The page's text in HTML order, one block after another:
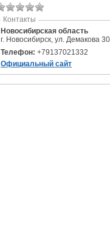
Контакты
Новосибирская область
г. Новосибирск, ул. Демакова
Телефон: +79137021332
Официальный сайт